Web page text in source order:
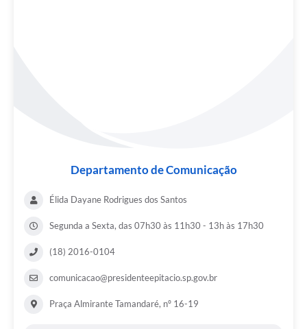
Departamento de Comunicação
Élida Dayane Rodrigues dos Santos
Segunda a Sexta, das 07h30 às 11h30 - 13h às 17h30
(18) 2016-0104
comunicacao@presidenteepitacio.sp.gov.br
Praça Almirante Tamandaré, nº 16-19